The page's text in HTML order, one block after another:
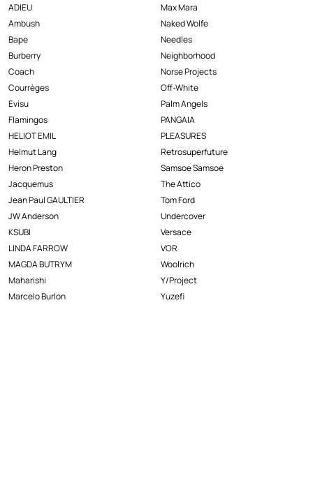
ADIEU
Ambush
Bape
Burberry
Coach
Courrèges
Evisu
Flamingos
HELIOT EMIL
Helmut Lang
Heron Preston
Jacquemus
Jean Paul GAULTIER
JW Anderson
KSUBI
LINDA FARROW
MAGDA BUTRYM
Maharishi
Marcelo Burlon
Max Mara
Naked Wolfe
Needles
Neighborhood
Norse Projects
Off-White
Palm Angels
PANGAIA
PLEASURES
Retrosuperfuture
Samsoe Samsoe
The Attico
Tom Ford
Undercover
Versace
VOR
Woolrich
Y/Project
Yuzefi